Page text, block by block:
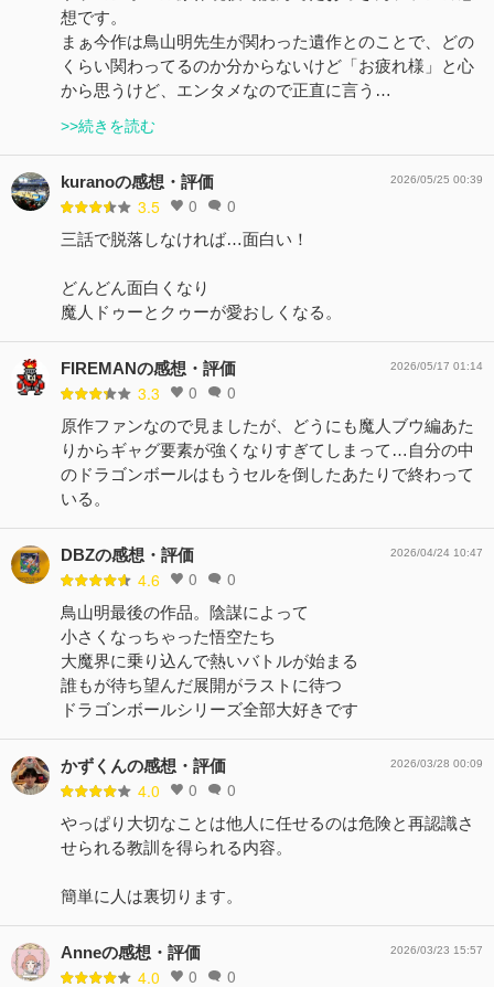
想です。
まぁ今作は鳥山明先生が関わった遺作とのことで、どの
くらい関わってるのか分からないけど「お疲れ様」と心
から思うけど、エンタメなので正直に言う…
>>続きを読む
kuranoの感想・評価
3.5 0 0
2026/05/25 00:39
三話で脱落しなければ…面白い！
どんどん面白くなり
魔人ドゥーとクゥーが愛おしくなる。
FIREMANの感想・評価
3.3 0 0
2026/05/17 01:14
原作ファンなので見ましたが、どうにも魔人ブウ編あた
りからギャグ要素が強くなりすぎてしまって…自分の中
のドラゴンボールはもうセルを倒したあたりで終わって
いる。
DBZの感想・評価
4.6 0 0
2026/04/24 10:47
鳥山明最後の作品。陰謀によって
小さくなっちゃった悟空たち
大魔界に乗り込んで熱いバトルが始まる
誰もが待ち望んだ展開がラストに待つ
ドラゴンボールシリーズ全部大好きです
かずくんの感想・評価
4.0 0 0
2026/03/28 00:09
やっぱり大切なことは他人に任せるのは危険と再認識さ
せられる教訓を得られる内容。
簡単に人は裏切ります。
Anneの感想・評価
4.0 0 0
2026/03/23 15:57